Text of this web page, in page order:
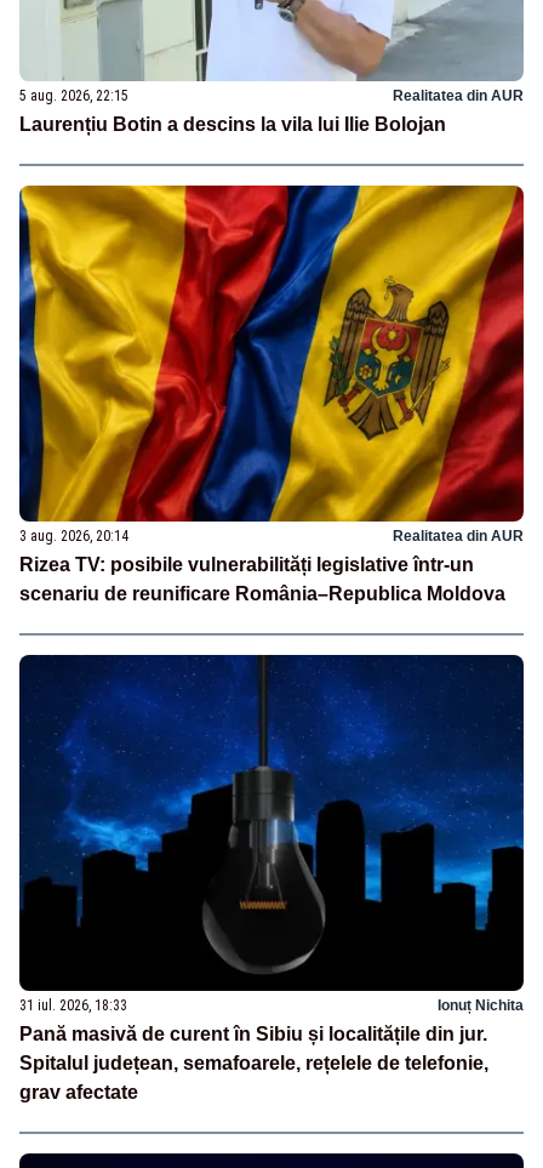
5 aug. 2026, 22:15 Realitatea din AUR
Laurențiu Botin a descins la vila lui Ilie Bolojan
3 aug. 2026, 20:14 Realitatea din AUR
Rizea TV: posibile vulnerabilități legislative într-un
scenariu de reunificare România–Republica Moldova
31 iul. 2026, 18:33 Ionuț Nichita
Pană masivă de curent în Sibiu și localitățile din jur.
Spitalul județean, semafoarele, rețelele de telefonie,
grav afectate